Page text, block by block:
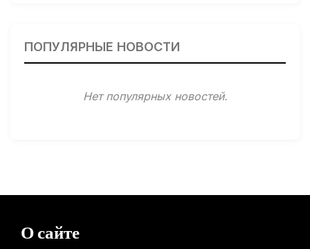
31.01.2026
мобильных телефонов на здоровье
перемещаться между этажами
ПОПУЛЯРНЫЕ НОВОСТИ
Нет популярных новостей.
О сайте